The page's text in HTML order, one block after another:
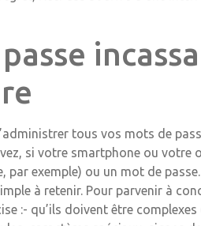
tous vos mots de
si votre smartphone ou
par exemple) ou un mot de
à retenir. Pour parvenir à
:- qu’ils doivent être